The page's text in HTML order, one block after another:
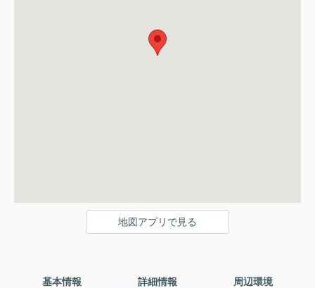
地図アプリで見る
基本情報 詳細情報 周辺環境